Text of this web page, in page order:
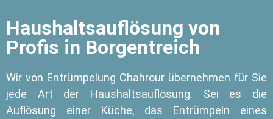
Haushaltsauflösung von
Profis in Borgentreich
Wir von Entrümpelung Chahrour übernehmen für Sie
jede Art der Haushaltsauflösung. Sei es die
Auflösung einer Küche, das Entrümpeln eines